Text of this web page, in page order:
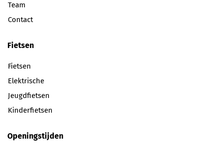
Team
Contact
Fietsen
Fietsen
Elektrische
Jeugdfietsen
Kinderfietsen
Openingstijden